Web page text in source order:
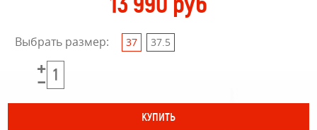
Выбрать размер: 37 37.5